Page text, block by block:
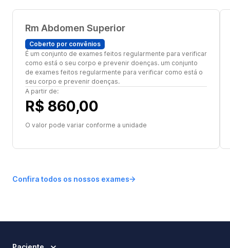
Rm Abdomen Superior
Coberto por convênios
É um conjunto de exames feitos regularmente para verificar
como está o seu corpo e prevenir doenças. um conjunto
de exames feitos regularmente para verificar como está o
seu corpo e prevenir doenças.
A partir de:
R$ 860,00
O valor pode variar conforme a unidade
Confira todos os nossos exames